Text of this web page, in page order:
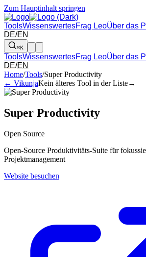
Zum Hauptinhalt springen
ToolsWissenswertesFrag LeoÜber das
DE/EN
⌘K
ToolsWissenswertesFrag LeoÜber das
DE/EN
Pfeil links und rechts: zum benachbarten
Home/Tools/Super Productivity
← VikunjaKein älteres Tool in der Liste→
Super Productivity
Open Source
Open-Source Produktivitäts-Suite für
Projektmanagement
Website besuchen